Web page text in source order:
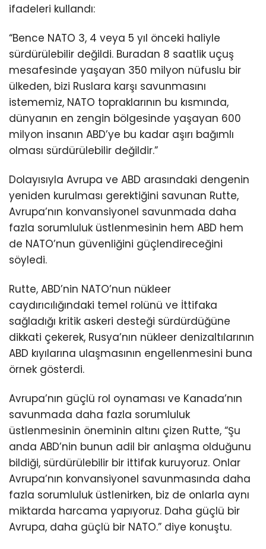
ifadeleri kullandı:
“Bence NATO 3, 4 veya 5 yıl önceki haliyle
sürdürülebilir değildi. Buradan 8 saatlik uçuş
mesafesinde yaşayan 350 milyon nüfuslu bir
ülkeden, bizi Ruslara karşı savunmasını
istememiz, NATO topraklarının bu kısmında,
dünyanın en zengin bölgesinde yaşayan 600
milyon insanın ABD’ye bu kadar aşırı bağımlı
olması sürdürülebilir değildir.”
Dolayısıyla Avrupa ve ABD arasındaki dengenin
yeniden kurulması gerektiğini savunan Rutte,
Avrupa’nın konvansiyonel savunmada daha
fazla sorumluluk üstlenmesinin hem ABD hem
de NATO’nun güvenliğini güçlendireceğini
söyledi.
Rutte, ABD’nin NATO’nun nükleer
caydırıcılığındaki temel rolünü ve İttifaka
sağladığı kritik askeri desteği sürdürdüğüne
dikkati çekerek, Rusya’nın nükleer denizaltılarının
ABD kıyılarına ulaşmasının engellenmesini buna
örnek gösterdi.
Avrupa’nın güçlü rol oynaması ve Kanada’nın
savunmada daha fazla sorumluluk
üstlenmesinin öneminin altını çizen Rutte, “Şu
anda ABD’nin bunun adil bir anlaşma olduğunu
bildiği, sürdürülebilir bir ittifak kuruyoruz. Onlar
Avrupa’nın konvansiyonel savunmasında daha
fazla sorumluluk üstlenirken, biz de onlarla aynı
miktarda harcama yapıyoruz. Daha güçlü bir
Avrupa, daha güçlü bir NATO.” diye konuştu.